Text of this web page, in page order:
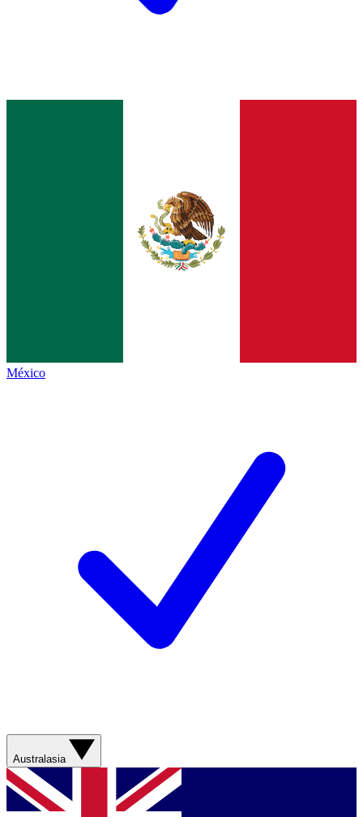
México
Australasia